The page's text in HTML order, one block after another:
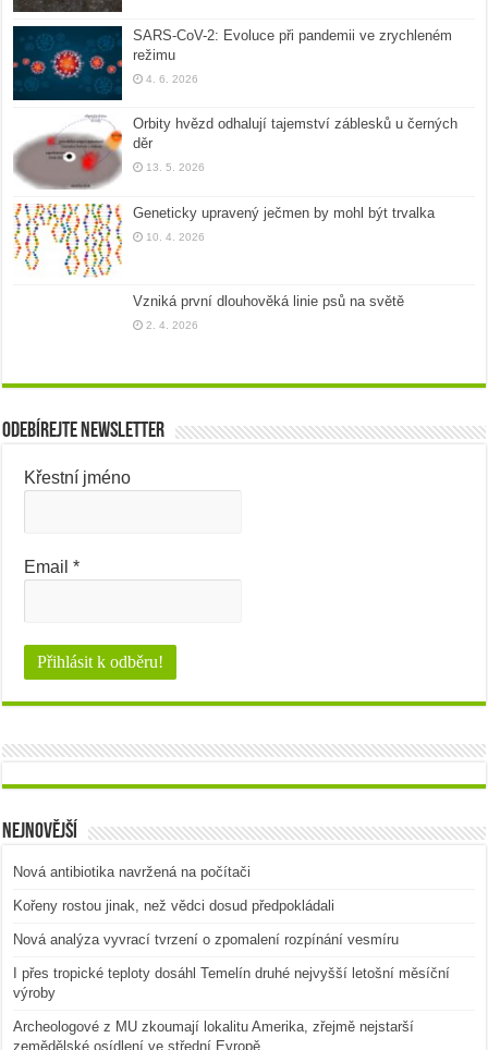
SARS-CoV-2: Evoluce při pandemii ve zrychleném
režimu
4. 6. 2026
Orbity hvězd odhalují tajemství záblesků u černých
děr
13. 5. 2026
Geneticky upravený ječmen by mohl být trvalka
10. 4. 2026
Vzniká první dlouhověká linie psů na světě
2. 4. 2026
Odebírejte newsletter
Křestní jméno
Email*
Nejnovější
Nová antibiotika navržená na počítači
Kořeny rostou jinak, než vědci dosud předpokládali
Nová analýza vyvrací tvrzení o zpomalení rozpínání vesmíru
I přes tropické teploty dosáhl Temelín druhé nejvyšší letošní měsíční
výroby
Archeologové z MU zkoumají lokalitu Amerika, zřejmě nejstarší
zemědělské osídlení ve střední Evropě